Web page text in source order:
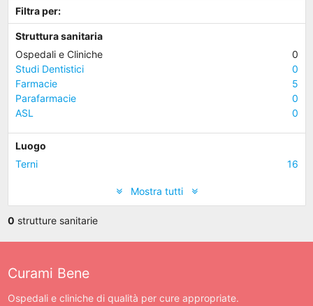
Filtra per:
Struttura sanitaria
Ospedali e Cliniche
0
Studi Dentistici
0
Farmacie
5
Parafarmacie
0
ASL
0
Luogo
Terni
16
Mostra tutti
0 strutture sanitarie
Curami Bene
Ospedali e cliniche di qualità per cure appropriate.